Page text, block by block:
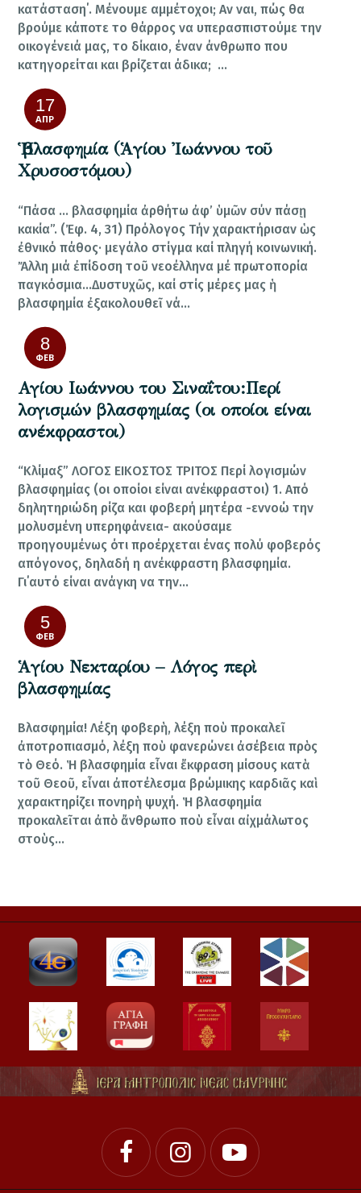
κατάσταση΄. Μένουμε αμμέτοχοι; Αν ναι, πώς θα
βρούμε κάποτε το θάρρος να υπερασπιστούμε την
οικογένειά μας, το δίκαιο, έναν άνθρωπο που
κατηγορείται και βρίζεται άδικα; …
17
ΑΠΡ
Ἡ βλασφημία (Ἁγίου Ἰωάννου τοῦ
Χρυσοστόμου)
“Πάσα … βλασφημία ἀρθήτω ἀφ’ ὑμῶν σύν πάσῃ
κακία”. (Ἐφ. 4, 31) Πρόλογος Τήν χαρακτήρισαν ὡς
ἐθνικό πάθος· μεγάλο στίγμα καί πληγή κοινωνική.
Ἄλλη μιά ἐπίδοση τοῦ νεοέλληνα μέ πρωτοπορία
παγκόσμια…Δυστυχῶς, καί στίς μέρες μας ἡ
βλασφημία ἐξακολουθεῖ νά…
8
ΦΕΒ
Αγίου Ιωάννου του Σιναΐτου:Περί
λογισμών βλασφημίας (οι οποίοι είναι
ανέκφραστοι)
“Κλίμαξ” ΛΟΓΟΣ ΕΙΚΟΣΤΟΣ ΤΡΙΤΟΣ Περί λογισμών
βλασφημίας (οι οποίοι είναι ανέκφραστοι) 1. Από
δηλητηριώδη ρίζα και φοβερή μητέρα -εννοώ την
μολυσμένη υπερηφάνεια- ακούσαμε
προηγουμένως ότι προέρχεται ένας πολύ φοβερός
απόγονος, δηλαδή η ανέκφραστη βλασφημία.
Γι΄αυτό είναι ανάγκη να την…
5
ΦΕΒ
Ἁγίου Νεκταρίου – Λόγος περὶ
βλασφημίας
Βλασφημία! Λέξη φοβερὴ, λέξη ποὺ προκαλεῖ
ἀποτροπιασμό, λέξη ποὺ φανερώνει ἀσέβεια πρὸς
τὸ Θεό. Ἡ βλασφημία εἶναι ἔκφραση μίσους κατὰ
τοῦ Θεοῦ, εἶναι ἀποτέλεσμα βρώμικης καρδιᾶς καὶ
χαρακτηρίζει πονηρὴ ψυχή. Ἡ βλασφημία
προκαλεῖται ἀπὸ ἄνθρωπο ποὺ εἶναι αἰχμάλωτος
στοὺς…